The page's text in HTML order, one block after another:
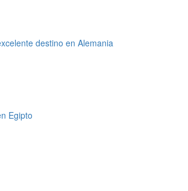
destino en Alemania
Egipto